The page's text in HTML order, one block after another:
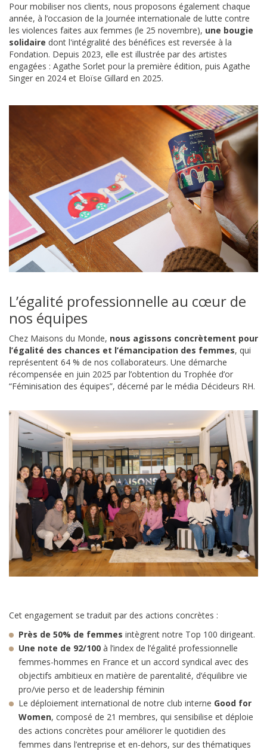
Pour mobiliser nos clients, nous proposons également chaque
année, à l’occasion de la Journée internationale de lutte contre
les violences faites aux femmes (le 25 novembre), une bougie
solidaire dont l'intégralité des bénéfices est reversée à la
Fondation. Depuis 2023, elle est illustrée par des artistes
engagées : Agathe Sorlet pour la première édition, puis Agathe
Singer en 2024 et Eloïse Gillard en 2025.
L’égalité professionnelle au cœur de
nos équipes
Chez Maisons du Monde, nous agissons concrètement pour
l’égalité des chances et l’émancipation des femmes, qui
représentent 64 % de nos collaborateurs. Une démarche
récompensée en juin 2025 par l’obtention du Trophée d’or
“Féminisation des équipes”, décerné par le média Décideurs RH.
Cet engagement se traduit par des actions concrètes :
Près de 50% de femmes intègrent notre Top 100 dirigeant.
Une note de 92/100 à l’index de l’égalité professionnelle
femmes-hommes en France et un accord syndical avec des
objectifs ambitieux en matière de parentalité, d’équilibre vie
pro/vie perso et de leadership féminin
Le déploiement international de notre club interne Good for
Women, composé de 21 membres, qui sensibilise et déploie
des actions concrètes pour améliorer le quotidien des
femmes dans l’entreprise et en-dehors, sur des thématiques